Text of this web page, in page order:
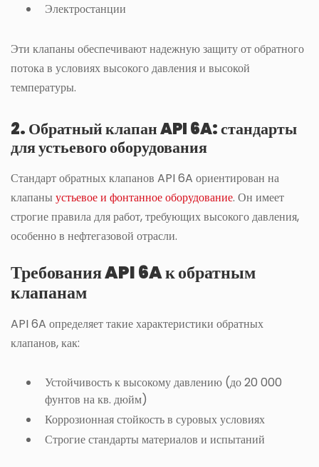
Электростанции
Эти клапаны обеспечивают надежную защиту от обратного
потока в условиях высокого давления и высокой
температуры.
2. Обратный клапан API 6A: стандарты
для устьевого оборудования
Стандарт обратных клапанов API 6A ориентирован на
клапаны устьевое и фонтанное оборудование. Он имеет
строгие правила для работ, требующих высокого давления,
особенно в нефтегазовой отрасли.
Требования API 6A к обратным
клапанам
API 6A определяет такие характеристики обратных
клапанов, как:
Устойчивость к высокому давлению (до 20 000
фунтов на кв. дюйм)
Коррозионная стойкость в суровых условиях
Строгие стандарты материалов и испытаний